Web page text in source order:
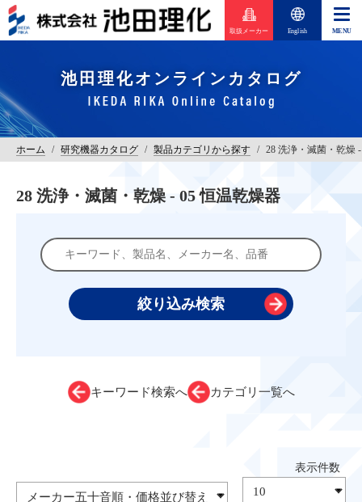
取扱メーカー English
池田理化オンラインカタログ
ホーム / 研究機器カタログ / 製品カテゴリから探す / 28 洗浄・滅菌・乾燥
28 洗浄・滅菌・乾燥 - 05 恒温乾燥器
キーワード検索へ カテゴリ一覧へ